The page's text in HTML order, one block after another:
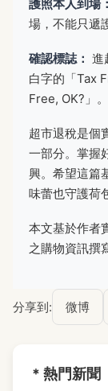
護照本人到場：
場，不能只遞
確認標誌： 進
白字的「Tax
Free, OK?」。
超市退稅是個
一部分。掌握
興。希望這篇
味蕾也守護荷
本文基於作者
之購物資訊撰
分享到: 微博
* 熱門新聞